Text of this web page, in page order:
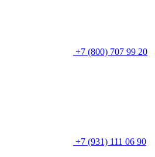
+7 (800) 707 99 20
+7 (931) 111 06 90